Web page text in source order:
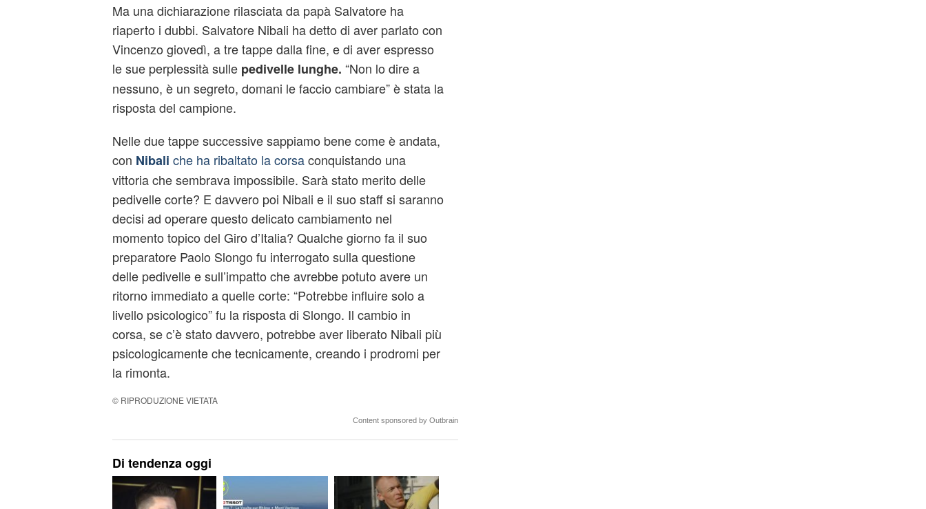
Ma una dichiarazione rilasciata da papà Salvatore ha
riaperto i dubbi. Salvatore Nibali ha detto di aver parlato con
Vincenzo giovedì, a tre tappe dalla fine, e di aver espresso
le sue perplessità sulle pedivelle lunghe. “Non lo dire a
nessuno, è un segreto, domani le faccio cambiare” è stata la
risposta del campione.
Nelle due tappe successive sappiamo bene come è andata,
con Nibali che ha ribaltato la corsaconquistando una
vittoria che sembrava impossibile. Sarà stato merito delle
pedivelle corte? E davvero poi Nibali e il suo staff si saranno
decisi ad operare questo delicato cambiamento nel
momento topico del Giro d’Italia? Qualche giorno fa il suo
preparatore Paolo Slongo fu interrogato sulla questione
delle pedivelle e sull’impatto che avrebbe potuto avere un
ritorno immediato a quelle corte: “Potrebbe influire solo a
livello psicologico” fu la risposta di Slongo. Il cambio in
corsa, se c’è stato davvero, potrebbe aver liberato Nibali più
psicologicamente che tecnicamente, creando i prodromi per
la rimonta.
© RIPRODUZIONE VIETATA
Content sponsored by Outbrain
Di tendenza oggi